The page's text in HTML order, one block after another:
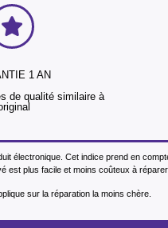
1 AN
de qualité similaire à
électronique. Cet indice prend en
est plus facile et moins coûteux à réparer.
sur la réparation la moins chère.